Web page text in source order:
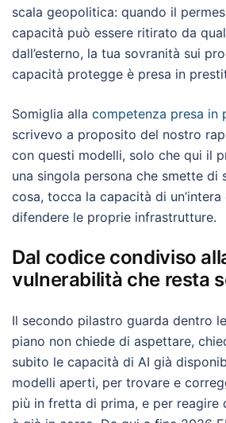
scala geopolitica: quando il
capacità può essere ritirato da
dall’esterno, la tua sovranità sui
capacità protegge è presa in
Somiglia alla competenza presa in
scrivevo a proposito del nostro
con questi modelli, solo che qui il
una singola persona che smette di
cosa, tocca la capacità di
difendere le proprie infrastrutture.
Dal codice condiviso
vulnerabilità che resta
Il secondo pilastro guarda dentro
piano non chiede di aspettare,
subito le capacità di AI già
modelli aperti, per trovare e
più in fretta di prima, e per reagire